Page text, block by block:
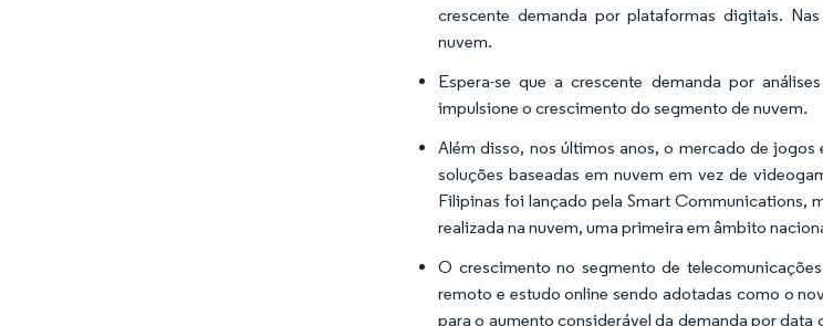
crescente demanda por plataformas digitais.
nuvem.
Espera-se que a crescente demanda por
impulsione o crescimento do segmento de nuvem.
Além disso, nos últimos anos, o mercado de
soluções baseadas em nuvem em vez de
Filipinas foi lançado pela Smart Communications,
realizada na nuvem, uma primeira em âmbito
O crescimento no segmento de
remoto e estudo online sendo adotadas como o
para o aumento considerável da demanda por